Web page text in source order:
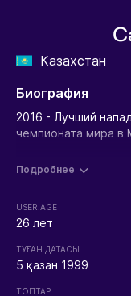
Казахстан
Биография
2016 - Лучший
чемпионата мира в
Подробнее
USER.AGE
26 лет
ТУҒАН ДАТАСЫ
5 қазан 1999
ТОПТАР